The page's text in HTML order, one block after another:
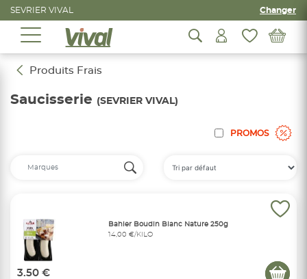
SEVRIER VIVAL Changer
Produits Frais
Saucisserie (SEVRIER VIVAL)
PROMOS
Bahier Boudin Blanc Nature 250g
14,00 €/KILO
3.50 €